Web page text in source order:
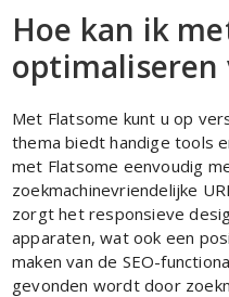
Hoe kan ik
optimaliseren
Met Flatsome kunt u op
thema biedt handige tools
met Flatsome eenvoudig
zoekmachinevriendelijke
zorgt het responsieve
apparaten, wat ook een
maken van de SEO-
gevonden wordt door